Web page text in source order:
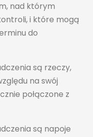
nad którym
i które mogą
do
są rzeczy,
na swój
połączone z
są napoje